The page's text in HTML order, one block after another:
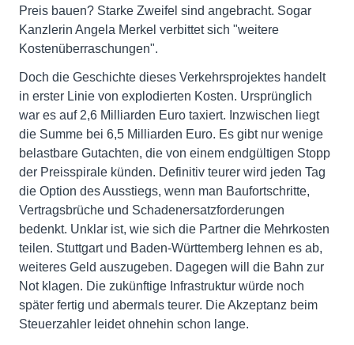
Preis bauen? Starke Zweifel sind angebracht. Sogar
Kanzlerin Angela Merkel verbittet sich "weitere
Kostenüberraschungen".
Doch die Geschichte dieses Verkehrsprojektes handelt
in erster Linie von explodierten Kosten. Ursprünglich
war es auf 2,6 Milliarden Euro taxiert. Inzwischen liegt
die Summe bei 6,5 Milliarden Euro. Es gibt nur wenige
belastbare Gutachten, die von einem endgültigen Stopp
der Preisspirale künden. Definitiv teurer wird jeden Tag
die Option des Ausstiegs, wenn man Baufortschritte,
Vertragsbrüche und Schadenersatzforderungen
bedenkt. Unklar ist, wie sich die Partner die Mehrkosten
teilen. Stuttgart und Baden-Württemberg lehnen es ab,
weiteres Geld auszugeben. Dagegen will die Bahn zur
Not klagen. Die zukünftige Infrastruktur würde noch
später fertig und abermals teurer. Die Akzeptanz beim
Steuerzahler leidet ohnehin schon lange.